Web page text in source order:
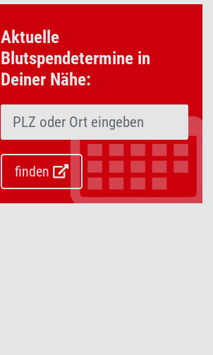
Aktuelle
Blutspendetermine in
Deiner Nähe:
finden